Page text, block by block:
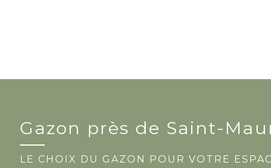
Gazon près de Saint-
LE CHOIX DU GAZON POUR VOTRE